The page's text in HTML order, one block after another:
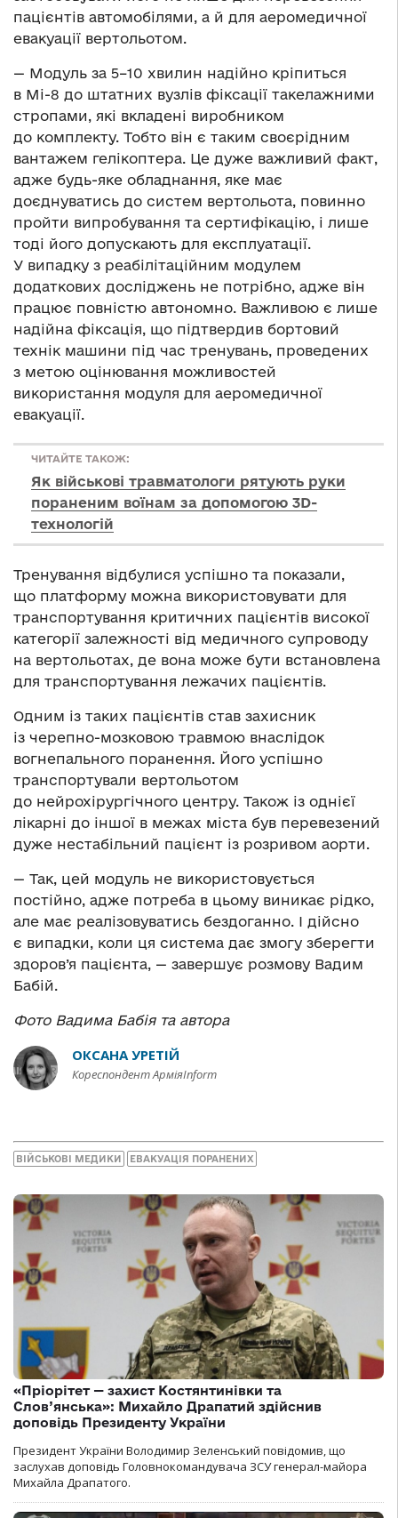
пацієнтів автомобілями, а й для аеромедичної
евакуації вертольотом.
— Модуль за 5–10 хвилин надійно кріпиться
в Мі-8 до штатних вузлів фіксації такелажними
стропами, які вкладені виробником
до комплекту. Тобто він є таким своєрідним
вантажем гелікоптера. Це дуже важливий факт,
адже будь-яке обладнання, яке має
доєднуватись до систем вертольота, повинно
пройти випробування та сертифікацію, і лише
тоді його допускають для експлуатації.
У випадку з реабілітаційним модулем
додаткових досліджень не потрібно, адже він
працює повністю автономно. Важливою є лише
надійна фіксація, що підтвердив бортовий
технік машини під час тренувань, проведених
з метою оцінювання можливостей
використання модуля для аеромедичної
евакуації.
ЧИТАЙТЕ ТАКОЖ:
Як військові травматологи рятують руки
пораненим воїнам за допомогою 3D-
технологій
Тренування відбулися успішно та показали,
що платформу можна використовувати для
транспортування критичних пацієнтів високої
категорії залежності від медичного супроводу
на вертольотах, де вона може бути встановлена
для транспортування лежачих пацієнтів.
Одним із таких пацієнтів став захисник
із черепно-мозковою травмою внаслідок
вогнепального поранення. Його успішно
транспортували вертольотом
до нейрохірургічного центру. Також із однієї
лікарні до іншої в межах міста був перевезений
дуже нестабільний пацієнт із розривом аорти.
— Так, цей модуль не використовується
постійно, адже потреба в цьому виникає рідко,
але має реалізовуватись бездоганно. І дійсно
є випадки, коли ця система дає змогу зберегти
здоров’я пацієнта, — завершує розмову Вадим
Бабій.
Фото Вадима Бабія та автора
ОКСАНА УРЕТІЙ
Кореспондент АрміяInform
ВІЙСЬКОВІ МЕДИКИ ЕВАКУАЦІЯ ПОРАНЕНИХ
«Пріорітет — захист Костянтинівки та
Слов’янська»: Михайло Драпатий здійснив
доповідь Президенту України
Президент України Володимир Зеленський повідомив, що
заслухав доповідь Головнокомандувача ЗСУ генерал-майора
Михайла Драпатого.